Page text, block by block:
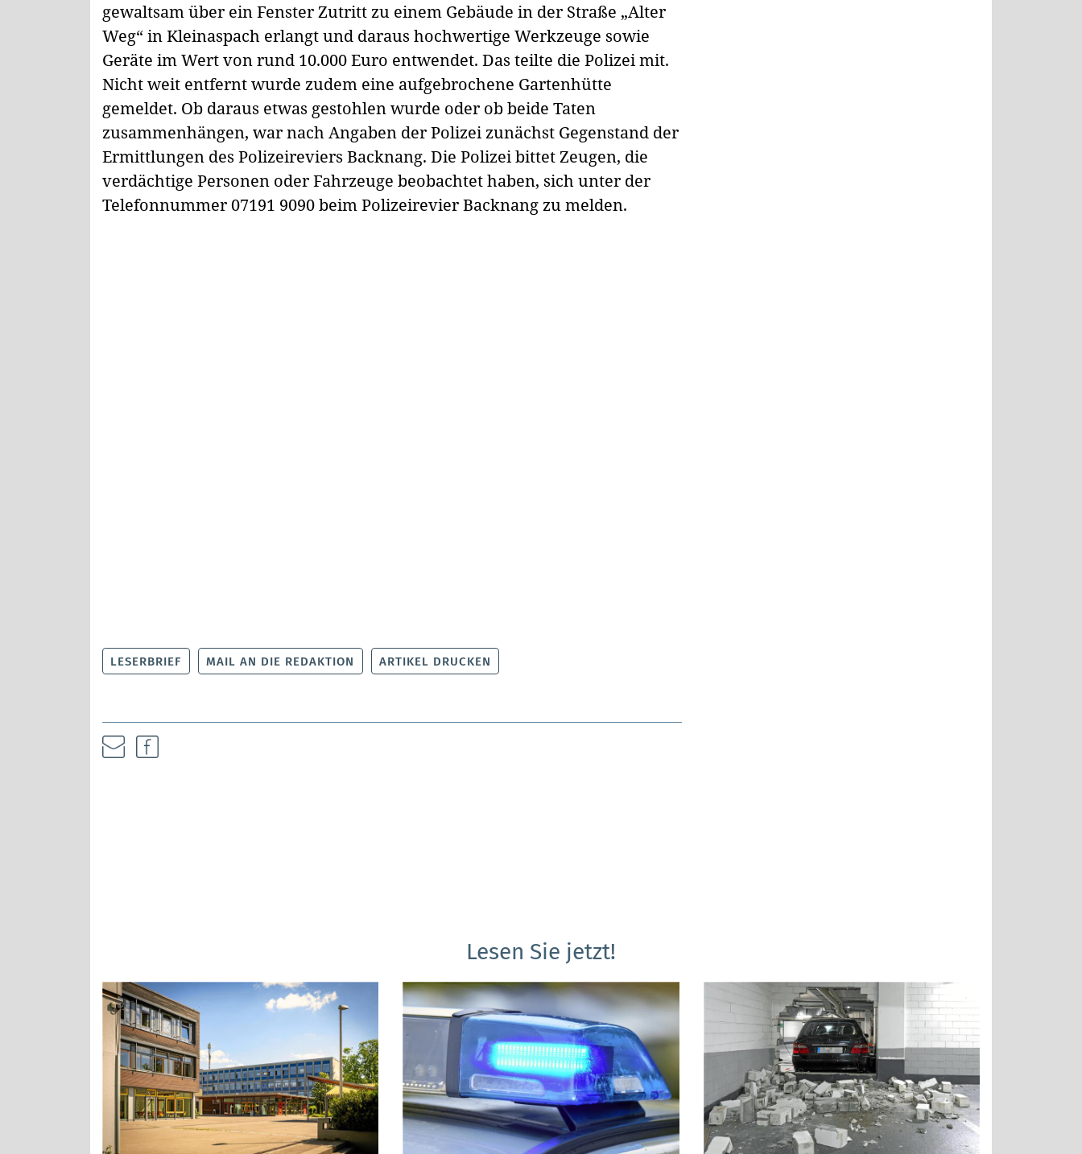
gewaltsam über ein Fenster Zutritt zu einem Gebäude in der Straße „Alter
Weg“ in Kleinaspach erlangt und daraus hochwertige Werkzeuge sowie
Geräte im Wert von rund 10.000 Euro entwendet. Das teilte die Polizei mit.
Nicht weit entfernt wurde zudem eine aufgebrochene Gartenhütte
gemeldet. Ob daraus etwas gestohlen wurde oder ob beide Taten
zusammenhängen, war nach Angaben der Polizei zunächst Gegenstand der
Ermittlungen des Polizeireviers Backnang. Die Polizei bittet Zeugen, die
verdächtige Personen oder Fahrzeuge beobachtet haben, sich unter der
Telefonnummer 07191 9090 beim Polizeirevier Backnang zu melden.
LESERBRIEF MAIL AN DIE REDAKTION ARTIKEL DRUCKEN
Lesen Sie jetzt!